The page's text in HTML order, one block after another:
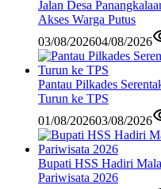
Jalan Desa
Akses Warga Putus
03/08/202604/08/2026
Pantau Pilkades
Turun ke TPS
01/08/202603/08/2026
Bupati HSS Hadiri
Pariwisata 2026